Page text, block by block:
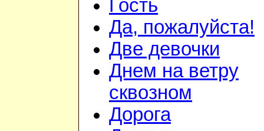
Гость
Да, пожалуйста!
Две девочки
Днем на ветру
сквозном
Дорога